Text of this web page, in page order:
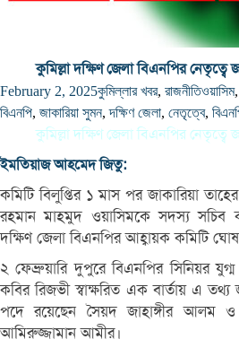
কুমিল্লা দক্ষিণ জেলা বিএনপির
February 2, 2025কুমিল্লার খবর, রাজনীতিওয়াসিম,
বিএনপি, জাকারিয়া সুমন,দক্ষিণ জেলা, নেতৃত্বে,
কুমিল্লা দক্ষিণ জেলা বিএনপির
ইমতিয়াজ আহমেদ জিতু:
কমিটি বিলুপ্তির ১ মাস পর জাকারিয়া
রহমান মাহমুদ ওয়াসিমকে সদস্য সচিব
দক্ষিণ জেলা বিএনপির আহ্বায়ক কমিটি
২ ফেব্রুয়ারি দুপুরে বিএনপির সিনিয়র
কবির রিজভী স্বাক্ষরিত এক বার্তায় এ
পদে রয়েছেন সৈয়দ জাহাঙ্গীর আলম ও
আমিরুজ্জামান আমীর।